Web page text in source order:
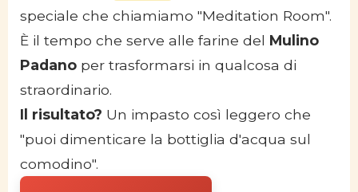
speciale che chiamiamo "Meditation Room".
È il tempo che serve alle farine del Mulino
Padano per trasformarsi in qualcosa di
straordinario.
Il risultato? Un impasto così leggero che
"puoi dimenticare la bottiglia d'acqua sul
comodino".